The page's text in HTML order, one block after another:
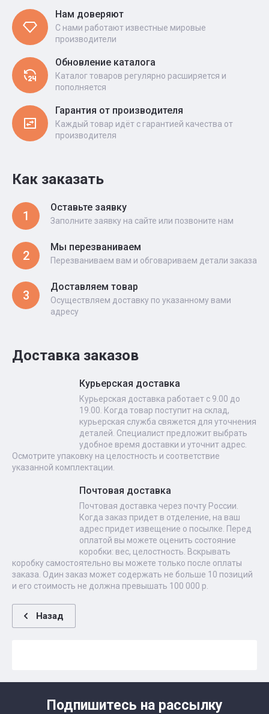
Нам доверяют
С нами работают известные мировые
производители
Обновление каталога
Каталог товаров регулярно расширяется и
пополняется
Гарантия от производителя
Каждый товар идёт с гарантией качества от
производителя
Как заказать
1
Оставьте заявку
Заполните заявку на сайте или позвоните нам
2
Мы перезваниваем
Перезваниваем вам и обговариваем детали заказа
3
Доставляем товар
Осуществляем доставку по указанному вами
адресу
Доставка заказов
Курьерская доставка
Курьерская доставка работает с 9.00 до
19.00. Когда товар поступит на склад,
курьерская служба свяжется для уточнения
деталей. Специалист предложит выбрать
удобное время доставки и уточнит адрес.
Осмотрите упаковку на целостность и соответствие
указанной комплектации.
Почтовая доставка
Почтовая доставка через почту России.
Когда заказ придет в отделение, на ваш
адрес придет извещение о посылке. Перед
оплатой вы можете оценить состояние
коробки: вес, целостность. Вскрывать
коробку самостоятельно вы можете только после оплаты
заказа. Один заказ может содержать не больше 10 позиций
и его стоимость не должна превышать 100 000 р.
Назад
Подпишитесь на рассылку